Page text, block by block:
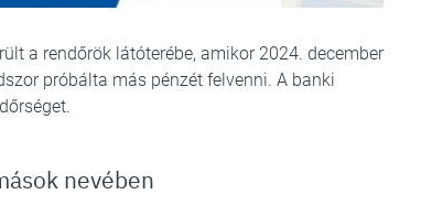
a rendőrök látóterébe, amikor 2024. december
próbálta más pénzét felvenni. A banki
nevében